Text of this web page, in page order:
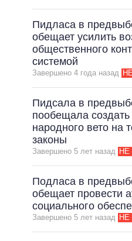
Пидласа в
обещает усилить
общественного
системой
Завершено 4 года назад
Пидсала в
пообещала
народного вето на
законы
Завершено 5 лет назад
Подласа в
обещает провести
социального
Завершено 5 лет назад